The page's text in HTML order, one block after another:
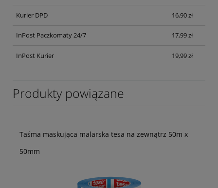
Kurier DPD 16,90 zł
InPost Paczkomaty 24/7 17,99 zł
InPost Kurier 19,99 zł
Produkty powiązane
Taśma maskująca malarska tesa na zewnątrz 50m x
50mm